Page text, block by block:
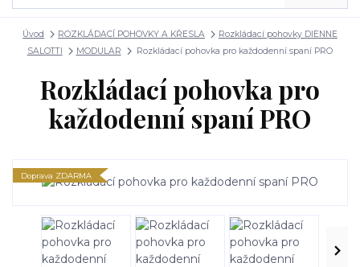
Úvod ROZKLÁDACÍ POHOVKY A KŘESLA
Rozkládací pohovky DIENNE
SALOTTI
MODULAR Rozkládací pohovka pro každodenní spaní PRO
Rozkládací pohovka pro
každodenní spaní PRO
Doprava ZDARMA